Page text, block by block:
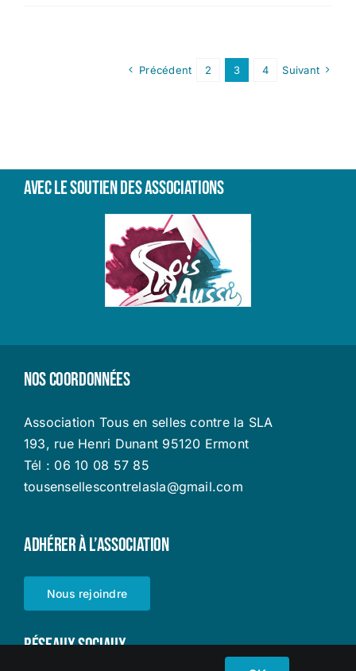
Précédent 2 3 4 Suivant
Avec le soutien des associations
Nos coordonnées
Association Tous en selles contre la SLA
193, rue Henri Dunant 95120 Ermont
Tél : 06 10 08 57 85
tousensellescontrelasla@gmail.com
Adhérer à l’Association
Nous rejoindre
Réseaux sociaux